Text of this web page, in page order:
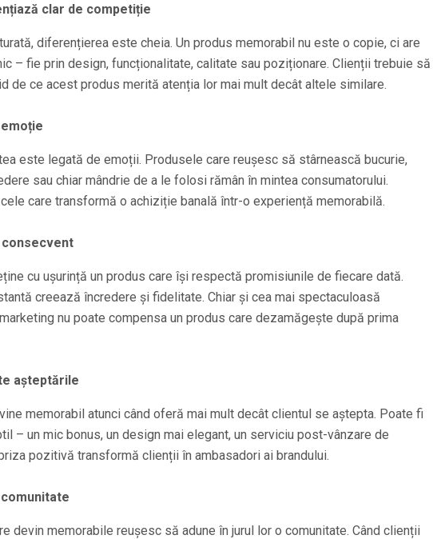
clar de competiție
diferențierea este cheia. Un produs memorabil nu este o copie, ci are
– fie prin design, funcționalitate, calitate sau poziționare. Clienții trebuie să
de ce acest produs merită atenția lor mai mult decât altele similare.
este legată de emoții. Produsele care reușesc să stârnească bucurie,
sau chiar mândrie de a le folosi rămân în mintea consumatorului.
care transformă o achiziție banală într-o experiență memorabilă.
cu ușurință un produs care își respectă promisiunile de fiecare dată.
creează încredere și fidelitate. Chiar și cea mai spectaculoasă
nu poate compensa un produs care dezamăgește după prima
așteptările
memorabil atunci când oferă mai mult decât clientul se aștepta. Poate fi
– un mic bonus, un design mai elegant, un serviciu post-vânzare de
pozitivă transformă clienții în ambasadori ai brandului.
devin memorabile reușesc să adune în jurul lor o comunitate. Când clienții